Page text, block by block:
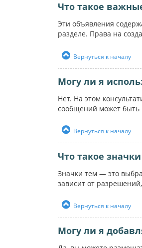
Что такое
Эти объявления
разделе. Права на
Вернуться к началу
Могу ли я
Нет. На этом
сообщений может быть
Вернуться к началу
Что такое
Значки тем — это
зависит от
Вернуться к началу
Могу ли я